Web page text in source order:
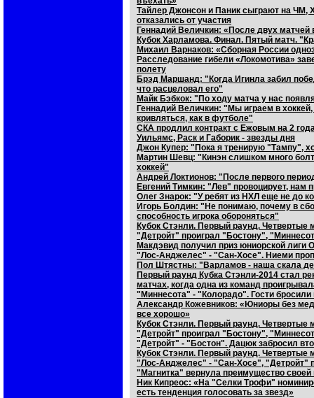
Тайлер Джонсон и Паник сыграют на ЧМ,
отказались от участия
Геннадий Величкин: «После двух
Кубок Харламова. Финал. Пятый матч.
Михаил Варнаков: «Сборная России
Расследование гибели «Локомотива»
полету
Брэд Маршанд: "Когда Игинла забил
что расцеловал его"
Майк Бэбкок: "По ходу матча у нас
Геннадий Величкин: "Мы играем в
кривляться, как в футболе"
СКА продлил контракт с Ежовым на 2
Уильямс, Раск и Габорик - звезды дня
Джон Купер: "Пока я тренирую "Тампу",
Мартин Шевц: "Кинэн слишком много
хоккей"
Андрей Локтионов: "После первого
Евгений Тимкин: "Лев" провоцирует, нам
Олег Знарок: "У ребят из НХЛ еще не до
Игорь Болдин: "Не понимаю, почему в
способность игрока обороняться"
Кубок Стэнли. Первый раунд.
"Детройт" проиграл "Бостону",
Макдэвид получил приз юниорской лиги
"Лос-Анджелес" - "Сан-Хосе". Ниеми
Пол Штястны: "Варламов - наша скала
Первый раунд Кубка Стэнли-2014 стал
матчах, когда одна из команд
"Миннесота" - "Колорадо". Гости
Александр Кожевников: «Юниоры без
все хорошо»
Кубок Стэнли. Первый раунд.
"Детройт" проиграл "Бостону",
"Детройт" - "Бостон". Дацюк забросил
Кубок Стэнли. Первый раунд.
"Лос-Анджелес" - "Сан-Хосе", "Детройт"
"Магнитка" вернула преимущество
Ник Кипреос: «На "Селки Трофи"
есть тенденция голосовать за звезд»